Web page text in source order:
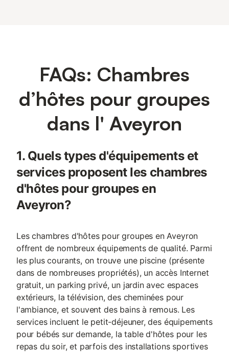
FAQs: Chambres
d’hôtes pour groupes
dans l' Aveyron
1. Quels types d'équipements et
services proposent les chambres
d'hôtes pour groupes en
Aveyron?
Les chambres d'hôtes pour groupes en Aveyron
offrent de nombreux équipements de qualité. Parmi
les plus courants, on trouve une piscine (présente
dans de nombreuses propriétés), un accès Internet
gratuit, un parking privé, un jardin avec espaces
extérieurs, la télévision, des cheminées pour
l'ambiance, et souvent des bains à remous. Les
services incluent le petit-déjeuner, des équipements
pour bébés sur demande, la table d'hôtes pour les
repas du soir, et parfois des installations sportives